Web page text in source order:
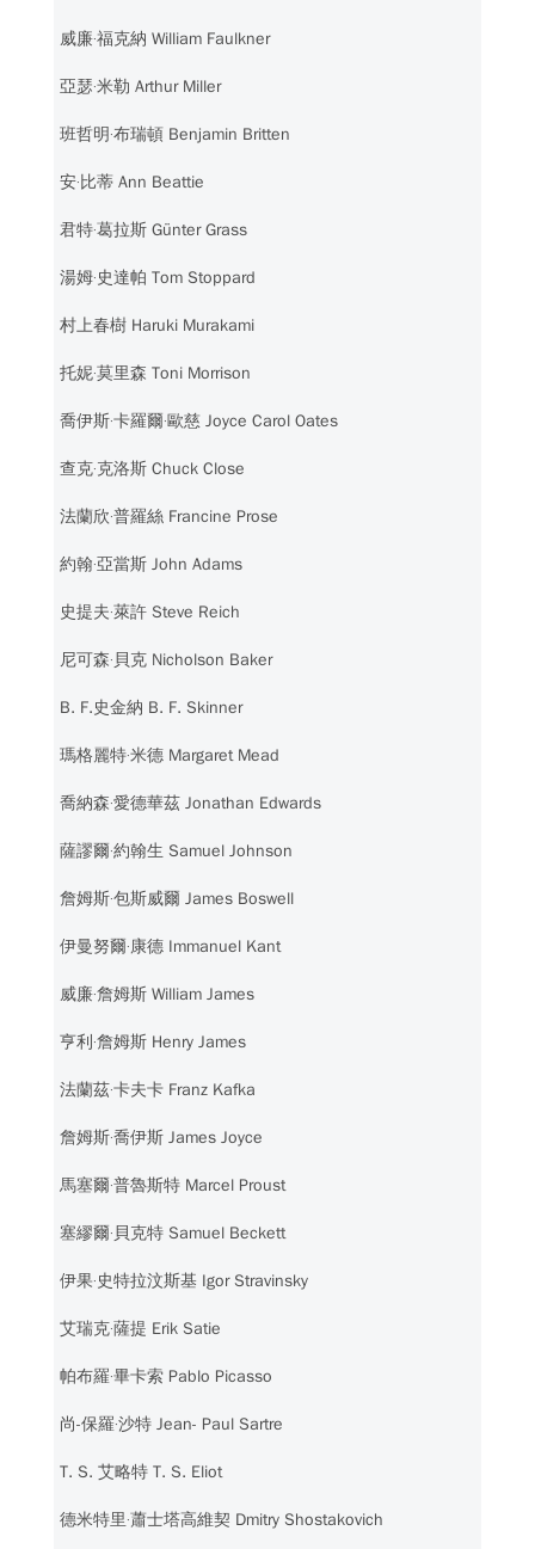
威廉‧福克納 William Faulkner
亞瑟‧米勒 Arthur Miller
班哲明‧布瑞頓 Benjamin Britten
安‧比蒂 Ann Beattie
君特‧葛拉斯 Günter Grass
湯姆‧史達帕 Tom Stoppard
村上春樹 Haruki Murakami
托妮‧莫里森 Toni Morrison
喬伊斯‧卡羅爾‧歐慈 Joyce Carol Oates
查克‧克洛斯 Chuck Close
法蘭欣‧普羅絲 Francine Prose
約翰‧亞當斯 John Adams
史提夫‧萊許 Steve Reich
尼可森‧貝克 Nicholson Baker
B. F.史金納 B. F. Skinner
瑪格麗特‧米德 Margaret Mead
喬納森‧愛德華茲 Jonathan Edwards
薩謬爾‧約翰生 Samuel Johnson
詹姆斯‧包斯威爾 James Boswell
伊曼努爾‧康德 Immanuel Kant
威廉‧詹姆斯 William James
亨利‧詹姆斯 Henry James
法蘭茲‧卡夫卡 Franz Kafka
詹姆斯‧喬伊斯 James Joyce
馬塞爾‧普魯斯特 Marcel Proust
塞繆爾‧貝克特 Samuel Beckett
伊果‧史特拉汶斯基 Igor Stravinsky
艾瑞克‧薩提 Erik Satie
帕布羅‧畢卡索 Pablo Picasso
尚-保羅‧沙特 Jean- Paul Sartre
T. S. 艾略特 T. S. Eliot
德米特里‧蕭士塔高維契 Dmitry Shostakovich